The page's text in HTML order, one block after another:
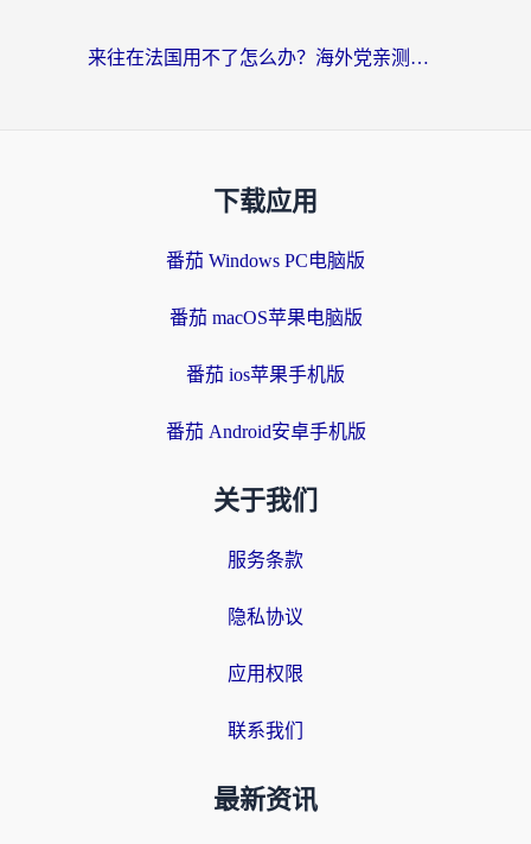
来往在法国用不了怎么办？海外党亲测有效的回国加速指南
下载应用
番茄 Windows PC电脑版
番茄 macOS苹果电脑版
番茄 ios苹果手机版
番茄 Android安卓手机版
关于我们
服务条款
隐私协议
应用权限
联系我们
最新资讯